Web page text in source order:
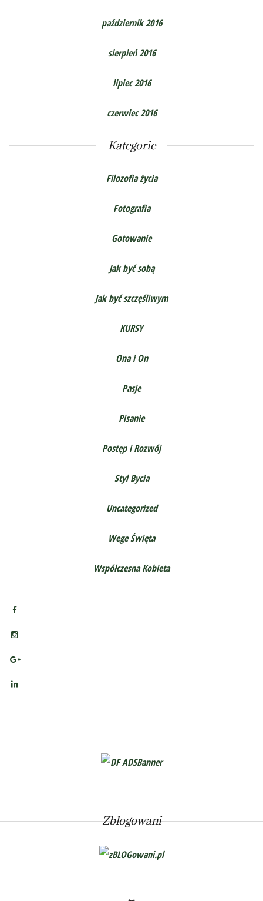
październik 2016
sierpień 2016
lipiec 2016
czerwiec 2016
Kategorie
Filozofia życia
Fotografia
Gotowanie
Jak być sobą
Jak być szczęśliwym
KURSY
Ona i On
Pasje
Pisanie
Postęp i Rozwój
Styl Bycia
Uncategorized
Wege Święta
Współczesna Kobieta
Zblogowani